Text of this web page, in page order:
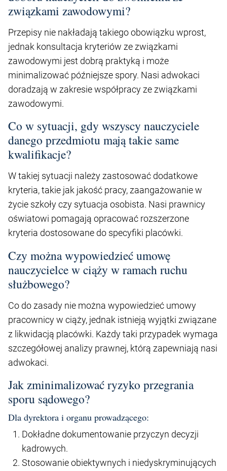
związkami zawodowymi?
Przepisy nie nakładają takiego obowiązku wprost,
jednak konsultacja kryteriów ze związkami
zawodowymi jest dobrą praktyką i może
minimalizować późniejsze spory. Nasi adwokaci
doradzają w zakresie współpracy ze związkami
zawodowymi.
Co w sytuacji, gdy wszyscy nauczyciele
danego przedmiotu mają takie same
kwalifikacje?
W takiej sytuacji należy zastosować dodatkowe
kryteria, takie jak jakość pracy, zaangażowanie w
życie szkoły czy sytuacja osobista. Nasi prawnicy
oświatowi pomagają opracować rozszerzone
kryteria dostosowane do specyfiki placówki.
Czy można wypowiedzieć umowę
nauczycielce w ciąży w ramach ruchu
służbowego?
Co do zasady nie można wypowiedzieć umowy
pracownicy w ciąży, jednak istnieją wyjątki związane
z likwidacją placówki. Każdy taki przypadek wymaga
szczegółowej analizy prawnej, którą zapewniają nasi
adwokaci.
Jak zminimalizować ryzyko przegrania
sporu sądowego?
Dla dyrektora i organu prowadzącego:
Dokładne dokumentowanie przyczyn decyzji
kadrowych.
Stosowanie obiektywnych i niedyskryminujących